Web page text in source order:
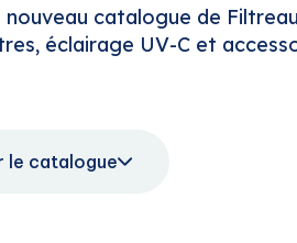
nouveau catalogue de
éclairage UV-C et
le catalogue